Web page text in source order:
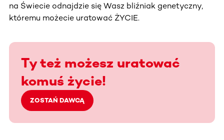
na Świecie odnajdzie się Wasz bliźniak genetyczny,
któremu możecie uratować ŻYCIE.
Ty też możesz uratować
komuś życie!
ZOSTAŃ DAWCĄ